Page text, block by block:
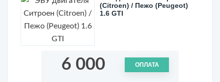
(Citroen) / Пежо (Peugeot)
1.6 GTI
6 000
ОПЛАТА